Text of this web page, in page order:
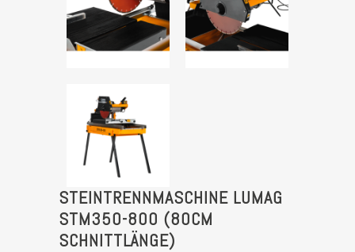
STEINTRENNMASCHINE LUMAG
STM350-800 (80CM
SCHNITTLÄNGE)